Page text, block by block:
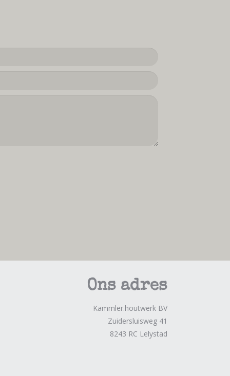
Ons adres
Kammler.houtwerk BV
Zuidersluisweg 41
8243 RC Lelystad